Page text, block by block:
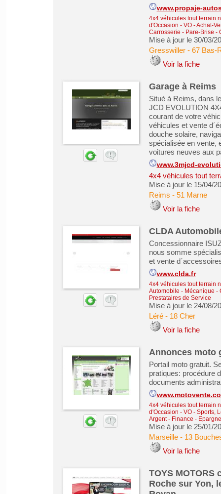
www.propaje-
4x4 véhicules tout terrain
d'Occasion - VO-Achat-
Carrosserie - Pare-Brise -
Mise à jour le 30/03/
Gresswiller- 67 Bas-
Voir la fiche
Garage à Reims
Situé à Reims, dans
JCD EVOLUTION
courant de votre
véhicules et vente
douche solaire,
spécialisée en vente,
voitures neuves aux
www.3mjcd-
4x4 véhicules tout
Mise à jour le 15/04/
Reims - 51 Marne
Voir la fiche
CLDA
Concessionnaire
nous somme
et vente
www.clda.fr
4x4 véhicules tout terrain
Automobile - Mécanique -
Prestataires de Service
Mise à jour le 24/08/
Léré- 18 Cher
Voir la fiche
Annonces moto
Portail moto gratuit.
pratiques: procédure
documents
4x4 véhicules tout terrain
d'Occasion - VO- Sports,
Argent - Finance -
Mise à jour le 25/01/
Marseille- 13
Voir la fiche
TOYS MOTORS
Roche sur Yon,